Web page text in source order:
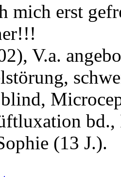
mich erst
V.a.
bd.,
(13 J.).